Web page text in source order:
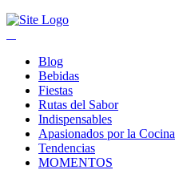
Blog
Bebidas
Fiestas
Rutas del Sabor
Indispensables
Apasionados por la Cocina
Tendencias
MOMENTOS